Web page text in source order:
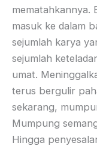
mematahkannya.
masuk ke dalam
sejumlah karya
sejumlah
umat.
terus bergulir
sekarang,
Mumpung
Hingga